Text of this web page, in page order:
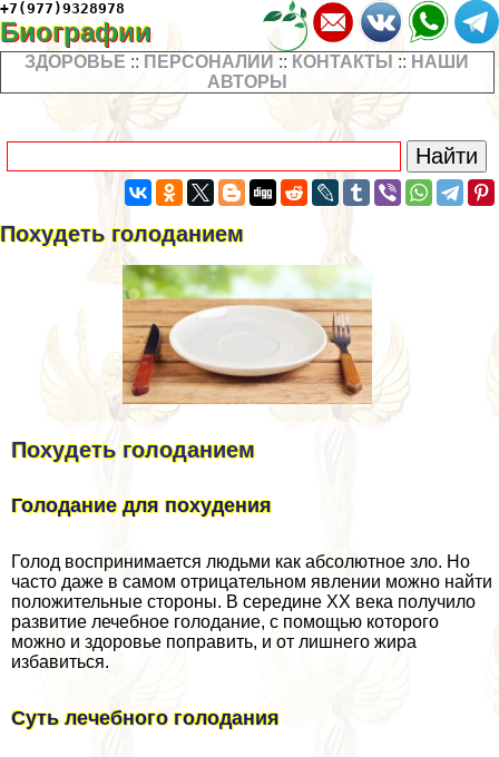
+7(977)9328978
Биографии
ЗДОРОВЬЕ :: ПЕРСОНАЛИИ :: КОНТАКТЫ :: НАШИ
АВТОРЫ
Похудеть голоданием
Похудеть голоданием
Голодание для похудения
Голод воспринимается людьми как абсолютное зло. Но
часто даже в самом отрицательном явлении можно найти
положительные стороны. В середине XX века получило
развитие лечебное голодание, с помощью которого
можно и здоровье поправить, и от лишнего жира
избавиться.
Суть лечебного голодания